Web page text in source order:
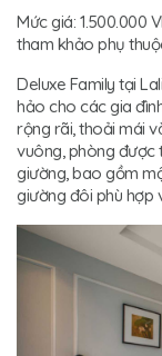
Mức giá: 1.500.000
tham khảo phụ
Deluxe Family tại
hảo cho các gia
rộng rãi, thoải mái
vuông, phòng được
giường, bao gồm
giường đôi phù hợp